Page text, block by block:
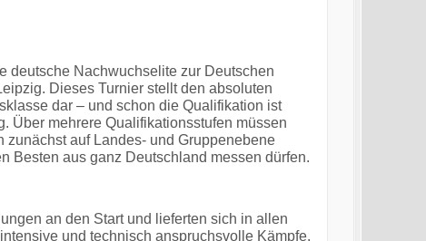
deutsche Nachwuchselite zur Deutschen
Dieses Turnier stellt den absoluten
dar – und schon die Qualifikation ist
Über mehrere Qualifikationsstufen müssen
zunächst auf Landes- und Gruppenebene
Besten aus ganz Deutschland messen dürfen.
an den Start und lieferten sich in allen
und technisch anspruchsvolle Kämpfe.